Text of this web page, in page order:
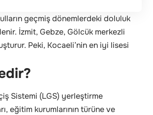
geçmiş dönemlerdeki doluluk
İzmit, Gebze, Gölcük merkezli
Peki, Kocaeli’nin en iyi lisesi
Sistemi (LGS) yerleştirme
eğitim kurumlarının türüne ve